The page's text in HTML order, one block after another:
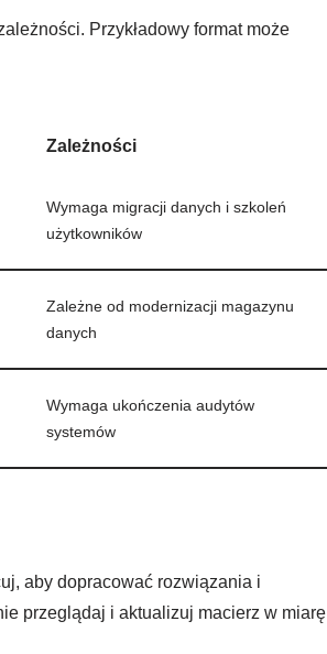
Przykładowy format może
Zależności
Wymaga migracji danych i szkoleń
użytkowników
Zależne od modernizacji magazynu
danych
Wymaga ukończenia audytów
systemów
aby dopracować rozwiązania i
przeglądaj i aktualizuj macierz w miarę